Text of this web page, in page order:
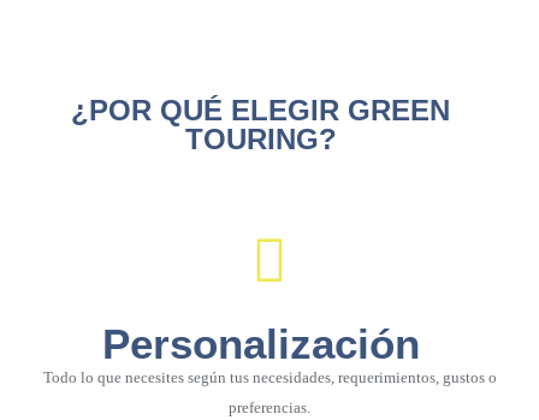
¿POR QUÉ ELEGIR GREEN
TOURING?
Personalización
Todo lo que necesites según tus necesidades, requerimientos, gustos o
preferencias.